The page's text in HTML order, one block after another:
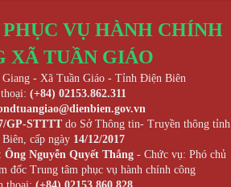
VỤ HÀNH CHÍNH
XÃ TUẦN GIÁO
- Xã Tuần Giáo - Tỉnh Điện Biên
(+84) 02153.862.311
GP-STTTTdo Sở Thông tin- Truyền thông tỉnh
cấp ngày 14/12/2017
Ông Nguyễn Quyết Thắng- Chức vụ: Phó chủ
đốc Trung tâm phục vụ hành chính công